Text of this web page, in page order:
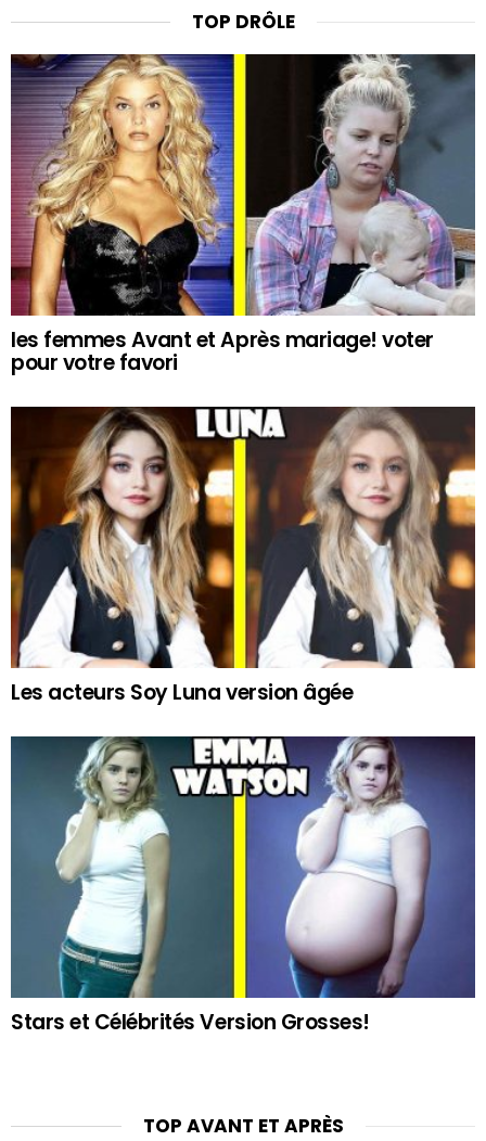
TOP DRÔLE
les femmes Avant et Après mariage! voter
pour votre favori
Les acteurs Soy Luna version âgée
Stars et Célébrités Version Grosses!
TOP AVANT ET APRÈS